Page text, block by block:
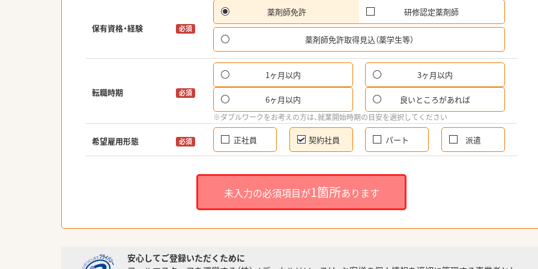
保有資格・経験 必須
薬剤師免許 研修認定薬剤師
薬剤師免許取得見込（薬学生等）
転職時期 必須
1ヶ月以内 3ヶ月以内
6ヶ月以内 良いところがあれば
※ダブルワークをお考えの方は、就業開始時期の目安を選択してください
希望雇用形態 必須 正社員 契約社員 パート 派遣
未入力の必須項目が1箇所あります
安心してご登録いただくために